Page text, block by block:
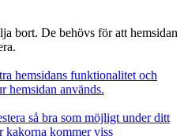
bort. De behövs för att hemsidan
hemsidans funktionalitet och
hemsidan används.
så bra som möjligt under ditt
kakorna kommer viss